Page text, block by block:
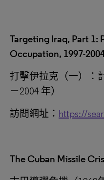
Targeting Iraq, Part 1:
Occupation, 1997-
打擊伊拉克（一）：
－2004 年）
訪問網址： https://
The Cuban Missile